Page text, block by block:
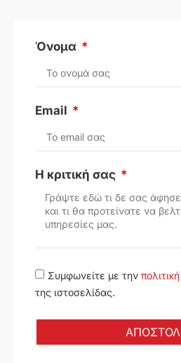
Όνομα
Email
Η κριτική σας
Συμφωνείτε με την
της ιστοσελίδας.